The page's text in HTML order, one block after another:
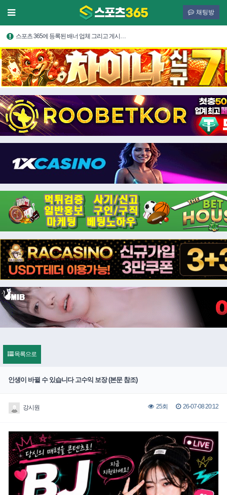
채팅방
스포츠 365에 등록된 배너 업체 그리고 게시…
목록으로
인생이 바뀔 수 있습니다 고수익 보장 (본문 참조)
강시원 25회 26-07-08 20:12